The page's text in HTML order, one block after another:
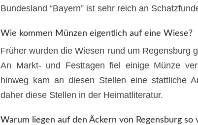
Bundesland “Bayern” ist sehr reich an
Wie kommen Münzen eigentlich auf eine Wiese?
Früher wurden die Wiesen rund um Regensburg
An Markt- und Festtagen fiel einige Münze
hinweg kam an diesen Stellen eine stattliche
daher diese Stellen in der Heimatliteratur.
Warum liegen auf den Äckern von Regensburg so